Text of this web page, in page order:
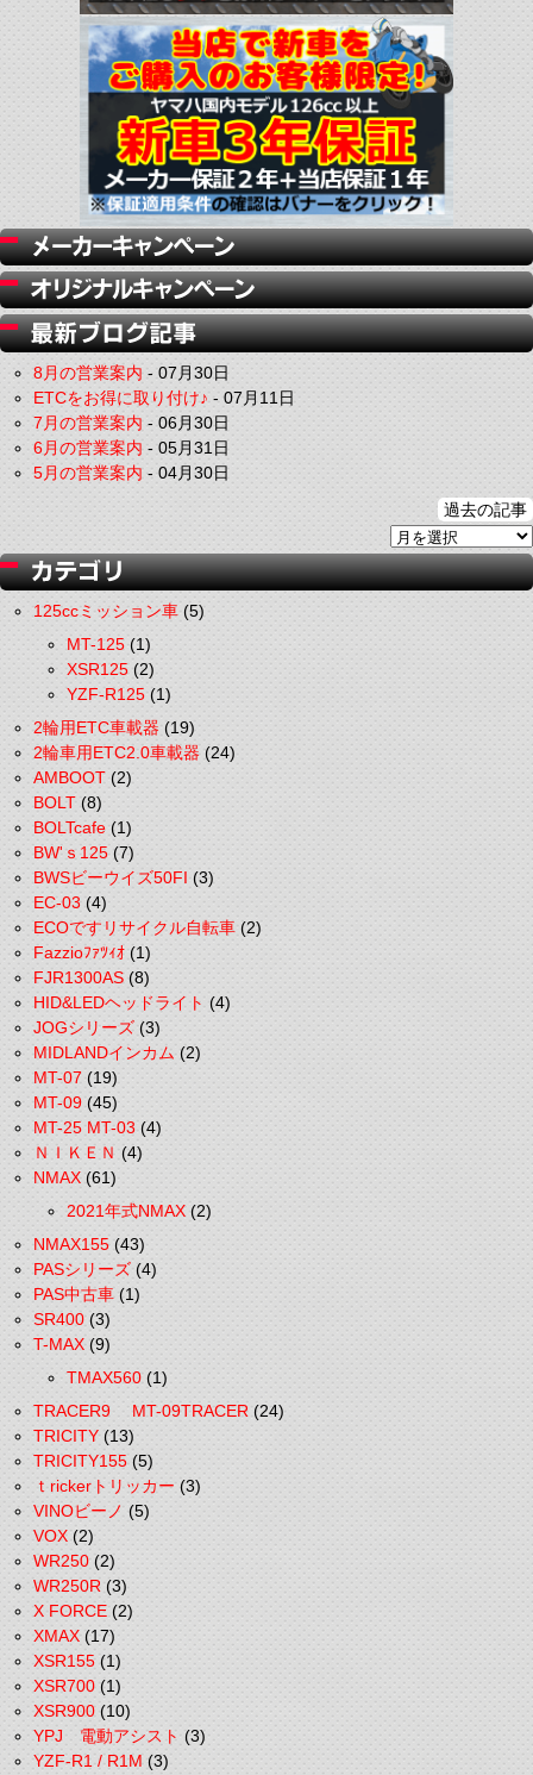
8月の営業案内-07月30日
ETCをお得に取り付け♪-07月11日
7月の営業案内-06月30日
6月の営業案内-05月31日
5月の営業案内-04月30日
過去の記事
125ccミッション車(5)
MT-125(1)
XSR125(2)
YZF-R125(1)
2輪用ETC車載器(19)
2輪車用ETC2.0車載器(24)
AMBOOT(2)
BOLT(8)
BOLTcafe(1)
BW'ｓ125(7)
BWSビーウイズ50FI(3)
EC-03(4)
ECOですリサイクル自転車(2)
Fazzioﾌｧﾂｨｵ(1)
FJR1300AS(8)
HID&LEDヘッドライト(4)
JOGシリーズ(3)
MIDLANDインカム(2)
MT-07(19)
MT-09(45)
MT-25 MT-03(4)
ＮＩＫＥＮ(4)
NMAX(61)
2021年式NMAX(2)
NMAX155(43)
PASシリーズ(4)
PAS中古車(1)
SR400(3)
T-MAX(9)
TMAX560(1)
TRACER9 MT-09TRACER(24)
TRICITY(13)
TRICITY155(5)
ｔrickerトリッカー(3)
VINOビーノ(5)
VOX(2)
WR250(2)
WR250R(3)
X FORCE(2)
XMAX(17)
XSR155(1)
XSR700(1)
XSR900(10)
YPJ 電動アシスト(3)
YZF-R1 / R1M(3)